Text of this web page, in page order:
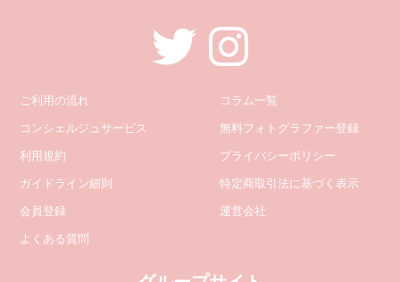
ご利用の流れ
コンシェルジュサービス
利用規約
ガイドライン細則
会員登録
よくある質問
コラム一覧
無料フォトグラファー登録
プライバシーポリシー
特定商取引法に基づく表示
運営会社